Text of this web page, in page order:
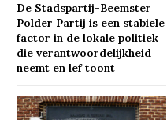
De Stadspartij-Beemster
Polder Partij is een stabiele
factor in de lokale politiek
die verantwoordelijkheid
neemt en lef toont